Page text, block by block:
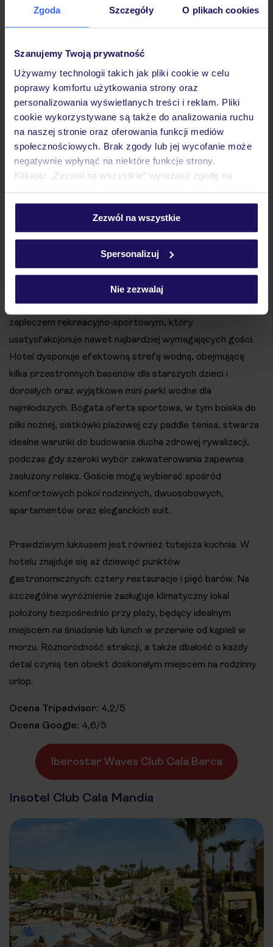
Zgoda Szczegóły O plikach cookies
Szanujemy Twoją prywatność
Używamy technologii takich jak pliki cookie w celu
poprawy komfortu użytkowania strony oraz
personalizowania wyświetlanych treści i reklam. Pliki
cookie wykorzystywane są także do analizowania ruchu
na naszej stronie oraz oferowania funkcji mediów
społecznościowych. Brak zgody lub jej wycofanie może
negatywnie wpłynąć na niektóre funkcje strony.
Klikając „Zezwól na wszystkie” wyrażasz zgodę na
umieszczenie wszystkich plików cookie. Możesz jednak
personalizować swój wybór wchodząc w zakładkę
Szczegółowe informacje o plikach cookie znajdziesz
polityce plików cookies oraz polityce prywatności
Zezwól na wszystkie
Spersonalizuj
Nie zezwalaj
Ocena Tripadvisor:
4,4/5
Zafiro Mallorca
Iberostar Waves Club Cala Barca
Iberostar Waves Club Cala Barca zachwyca bogatym
zapleczem rekreacyjno-sportowym, który
usatysfakcjonuje nawet najbardziej wymagających gości.
Hotel dysponuje efektowną strefą wodną, obejmującą
kilka przestronnych basenów dla starszych dzieci i
dorosłych oraz wyjątkowe mini parki wodne dla
najmłodszych. Bogata oferta sportowa, w tym boiska do
piłki nożnej, siatkówki plażowej czy paddle tenisa, stwarza
idealne warunki do budowania ducha zdrowej rywalizacji,
podczas gdy szeroki wybór zakwaterowania zapewnia
zasłużony relaks. Goście mogą wybierać spośród
komfortowych pokoi rodzinnych, dwuosobowych,
apartamentów oraz eleganckich suit.
Prawdziwym luksusem jest również tutejsza kuchnia. W
hotelu znajduje się aż dziewięć punktów
gastronomicznych: cztery restauracje i pięć barów. Na
szczególne wyróżnienie zasługuje klimatyczny lokal
położony bezpośrednio przy plaży, będący idealnym
miejscem na śniadanie lub lunch w przerwie od kąpieli w
morzu. Różnorodność atrakcji, a także dbałość o każdy
detal czynią ten obiekt doskonałym miejscem na rodzinny
urlop.
Ocena Tripadvisor: 4,2/5
Ocena Google: 4,6/5
Iberostar Waves Club Cala Barca
Insotel Club Cala Mandia